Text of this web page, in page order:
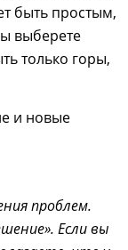
быть простым,
выберете
только горы,
и новые
проблем.
Если вы